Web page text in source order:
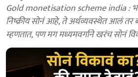
Gold monetisation scheme india : भारतीय घरांमध्ये बरंच
निष्क्रीय सोनं आहे, ते अर्थव्यवस्थेत आलं
म्हणतात, पण मग मध्यमवर्गाने खरंच सोनं